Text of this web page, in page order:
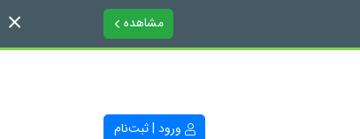
مشاهده
ورود | ثبت‌نام